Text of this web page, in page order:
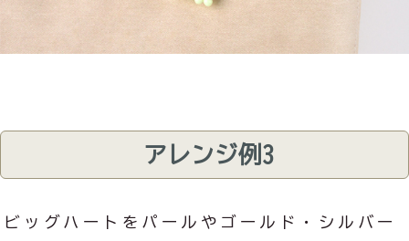
アレンジ例3
ビッグハートをパールやゴールド・シルバー